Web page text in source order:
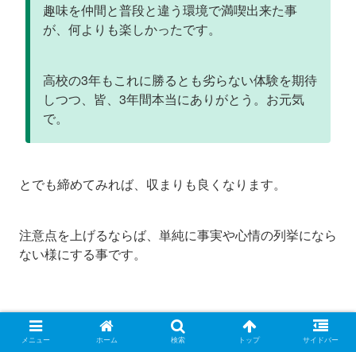
趣味を仲間と普段と違う環境で満喫出来た事
が、何よりも楽しかったです。
高校の3年もこれに勝るとも劣らない体験を期待
しつつ、皆、3年間本当にありがとう。お元気
で。
とでも締めてみれば、収まりも良くなります。
注意点を上げるならば、単純に事実や心情の列挙になら
ない様にする事です。
メニュー ホーム 検索 トップ サイドバー